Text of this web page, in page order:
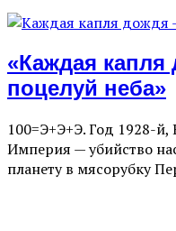
«Каждая капля
поцелуй неба»
100=Э+Э+Э. Год 1928-й,
Империя — убийство
планету в мясорубку